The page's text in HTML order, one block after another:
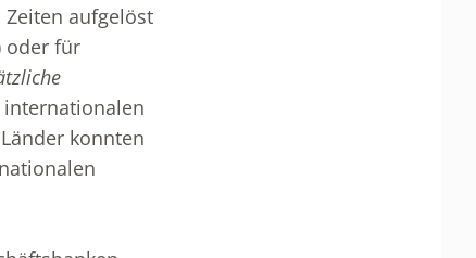
aufgelöst
oder für
konnten